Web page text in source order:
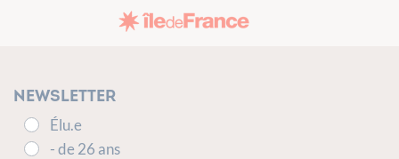
Newsletter
Élu.e
- de 26 ans